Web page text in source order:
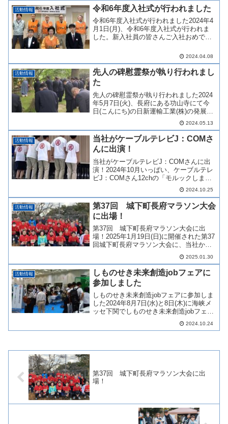
て、親睦を深め...
活動情報 令和6年度入社式が行われました
令和6年度入社式が行われました2024年4
月1日(月)、令和6年度入社式が行われま
した。新入社員の皆さんご入社おめでと
で、松浦社長をはじめ、役員の方々と一
緒に歓迎しました。新入社員の方は期待
と不安でいっぱ...
2024.04.08
活動情報
先人の碑慰霊祭が執り行われまし
た
先人の碑慰霊祭が執り行われました2024
年5月7日(火)、長府にある功山寺にて今
日(こんにち)の日新運輸工業(株)の発展に
尽くされた物故者の方々の功績を偲ぶた
めの慰霊祭が執り行われました。記念碑
には「優曇華(うどんげ)」と記されており
ます。...
2024.05.13
活動情報
当社がケーブルテレビJ：COMさ
んに出演！
当社がケーブルテレビJ：COMさんに出
演！2024年10月いっぱい、ケーブルテレ
ビJ：COMさん12chの「モルックしませ
んか！？」に当社が出演させていただい
ています。1ヶ月間毎日番組が放送され反
響の声も大きいです。＜詳細＞放送日
時 ...
2024.10.25
活動情報
第37回 城下町長府マラソン大会
に出場！
第37回 城下町長府マラソン大会に出
場！2025年1月19日(日)に開催された第37
回城下町長府マラソン大会に、当社から
30名（5kmの部28名、ハーフの部2名）が
参加しました。このマラソン大会には毎
年会社として参加していて、当社のラン
ナー...
2025.01.30
活動情報
しものせき未来創造jobフェアに
参加しました
しものせき未来創造jobフェアに参加しま
した2024年8月7日(水)と8日(木)に海峡メ
ッセ下関でしものせき未来創造jobフェア
が開催され、当社は今年も両日参加しま
した。しものせき未来創造jobフェアと
2024.10.24
第37回 城下町長府マラソン大会に出
場！